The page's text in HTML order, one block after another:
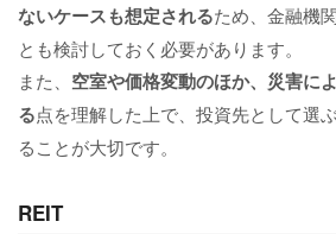
ないケースも想定されるため、金融機
とも検討しておく必要があります。
また、 空室や価格変動のほか、災害に
る点を理解した上で、投資先として選
ることが大切です。
REIT